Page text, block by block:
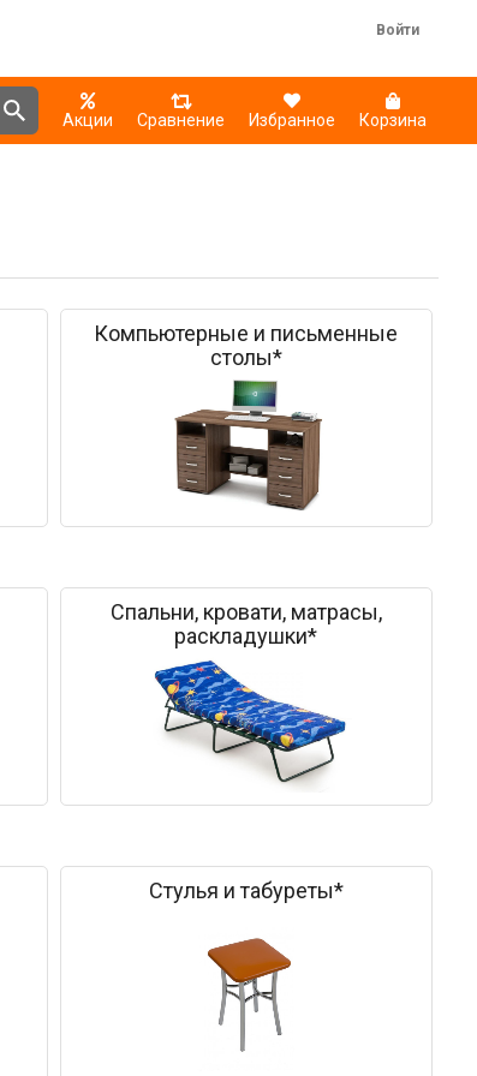
Войти
Акции Сравнение Избранное Корзина
Компьютерные и письменные
столы*
Спальни, кровати, матрасы,
раскладушки*
Стулья и табуреты*